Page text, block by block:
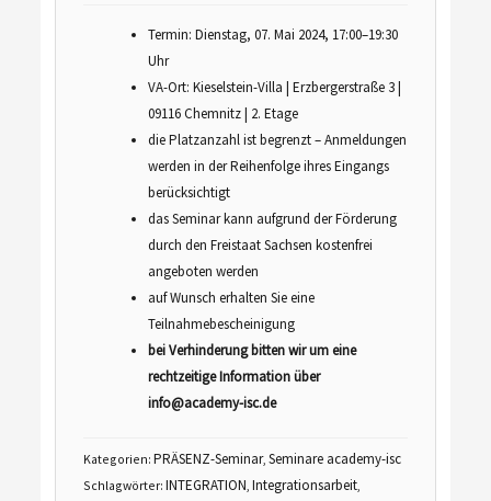
Termin: Dienstag, 07. Mai 2024, 17:00–19:30
Uhr
VA-Ort: Kieselstein-Villa | Erzbergerstraße 3 |
09116 Chemnitz | 2. Etage
die Platzanzahl ist begrenzt – Anmeldungen
werden in der Reihenfolge ihres Eingangs
berücksichtigt
das Seminar kann aufgrund der Förderung
durch den Freistaat Sachsen kostenfrei
angeboten werden
auf Wunsch erhalten Sie eine
Teilnahmebescheinigung
bei Verhinderung bitten wir um eine
rechtzeitige Information über
info@academy-isc.de
Kategorien:PRÄSENZ-Seminar,Seminare academy-isc
Schlagwörter:INTEGRATION,Integrationsarbeit,